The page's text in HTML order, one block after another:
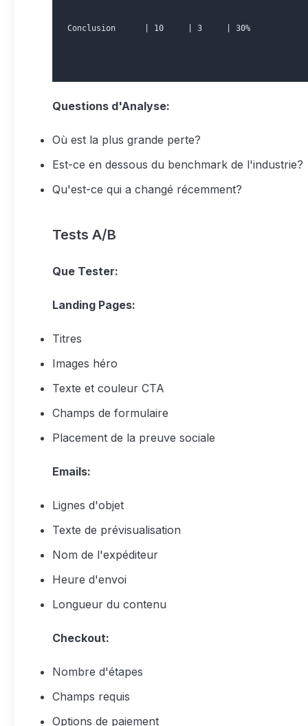
Conclusion      | 10     | 3     | 30%
Questions d'Analyse:
Où est la plus grande perte?
Est-ce en dessous du benchmark de l'industrie?
Qu'est-ce qui a changé récemment?
Tests A/B
Que Tester:
Landing Pages:
Titres
Images héro
Texte et couleur CTA
Champs de formulaire
Placement de la preuve sociale
Emails:
Lignes d'objet
Texte de prévisualisation
Nom de l'expéditeur
Heure d'envoi
Longueur du contenu
Checkout:
Nombre d'étapes
Champs requis
Options de paiement